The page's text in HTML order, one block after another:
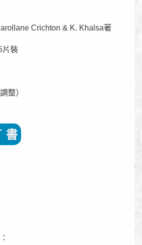
Crichton & K. Khalsa著
片裝
整）
書